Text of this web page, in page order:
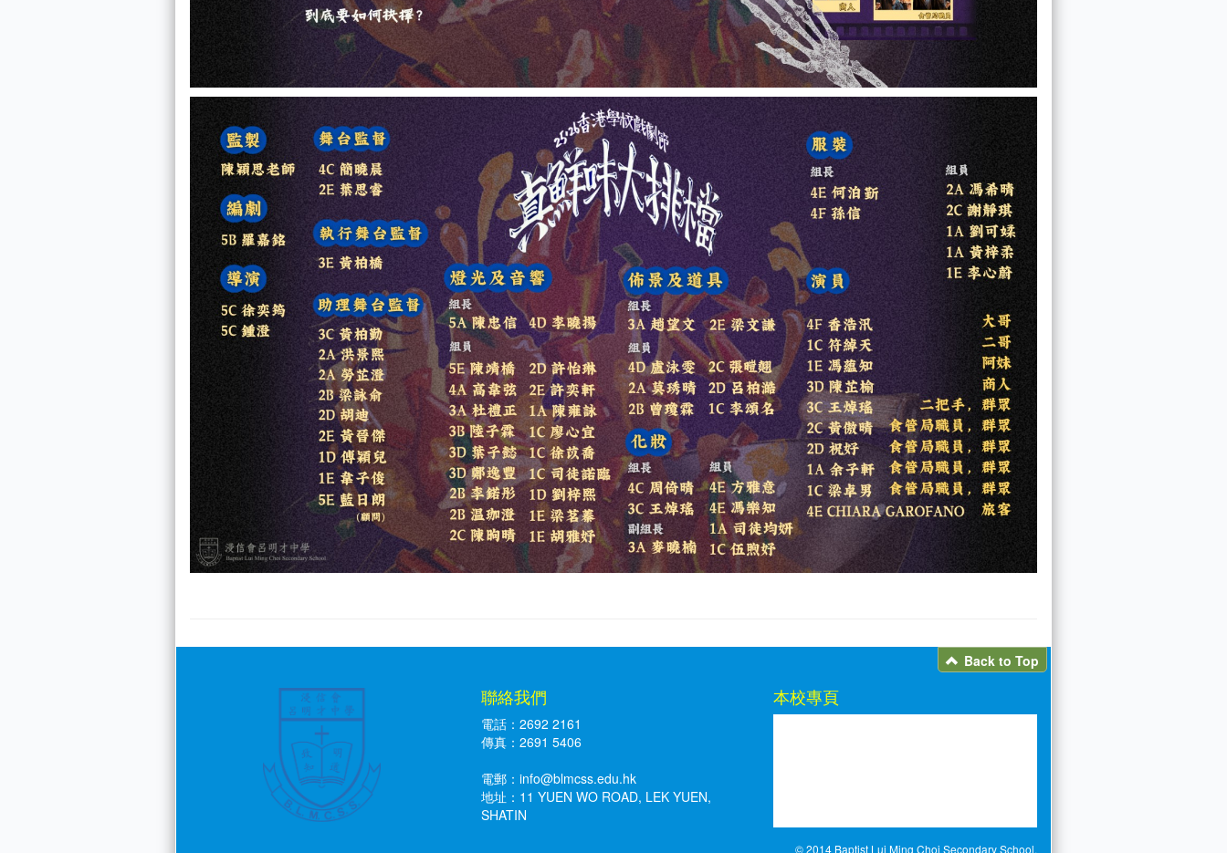
Back to Top
聯絡我們
電話：2692 2161
傳真：2691 5406
電郵：info@blmcss.edu.hk
地址：11 YUEN WO ROAD, LEK YUEN,
SHATIN
本校專頁
© 2014 Baptist Lui Ming Choi Secondary School.